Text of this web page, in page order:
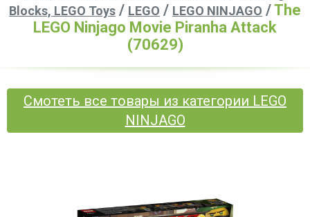
Blocks, LEGO Toys / LEGO / LEGO NINJAGO /The
LEGO Ninjago Movie Piranha Attack
(70629)
Смотеть все товары из категории LEGO
NINJAGO